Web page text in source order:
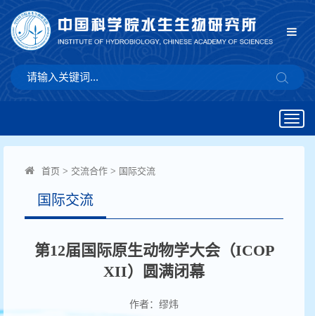
首页 > 交流合作 > 国际交流
国际交流
第12届国际原生动物学大会（ICOP
XII）圆满闭幕
作者：缪炜